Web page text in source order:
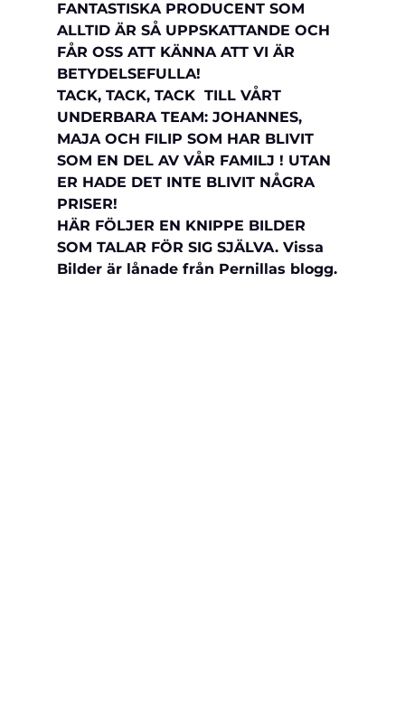
FANTASTISKA PRODUCENT SOM
ALLTID ÄR SÅ UPPSKATTANDE OCH
FÅR OSS ATT KÄNNA ATT VI ÄR
BETYDELSEFULLA!
TACK, TACK, TACK  TILL VÅRT
UNDERBARA TEAM: JOHANNES,
MAJA OCH FILIP SOM HAR BLIVIT
SOM EN DEL AV VÅR FAMILJ ! UTAN
ER HADE DET INTE BLIVIT NÅGRA
PRISER!
HÄR FÖLJER EN KNIPPE BILDER
SOM TALAR FÖR SIG SJÄLVA. Vissa
Bilder är lånade från Pernillas blogg.